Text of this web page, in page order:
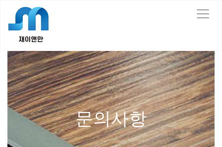
T
l
e
n
a
v
i
g
a
t
i
문의사항